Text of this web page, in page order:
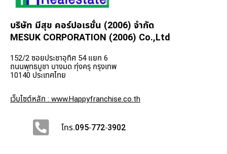
บริษัท มีสุข คอร์ปอเรชั่น (2006) จำกัด
MESUK CORPORATION (2006) Co.,Ltd
152/2 ซอยประชาอุทิศ 54 แยก 6
ถนนพุทธบูชา บางมด ทุ่งครุ กรุงเทพ
10140 ประเทศไทย
เว็บไซต์หลัก : www.Happyfranchise.co.th
โทร.095-772-3902